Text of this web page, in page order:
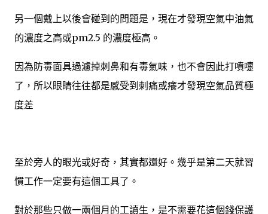
另一個戴上以後會碰到的問題是，現在才發現空氣中油氣
的濃度之高或pm2.5 的濃度極高。
因為防毒面具過濾掉刺鼻和有毒氣味，也不會因此打噴嚏
了，所以眼睛往往都是感受到刺痛或癢才發現空氣品質極
度差
至於旁人的眼光或好奇，其實都還好。幾乎是第二天就習
慣工作一定要有這個工具了。
對於那些只做一兩個月的工讀生，是不需要花這個錢保護